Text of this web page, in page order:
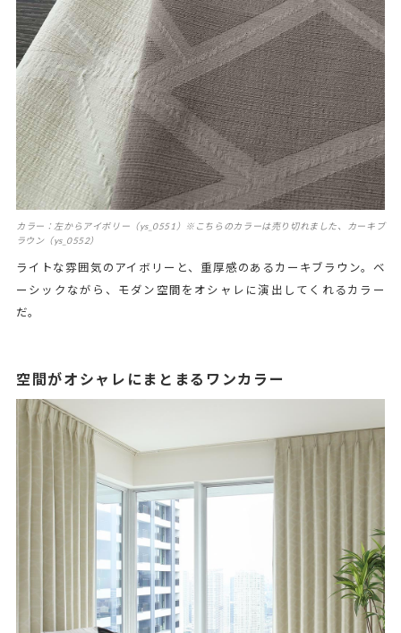
カラー：左からアイボリー（ys_0551）※こちらのカラーは売り切れました、カーキブ
ラウン（ys_0552）
ライトな雰囲気のアイボリーと、重厚感のあるカーキブラウン。ベ
ーシックながら、モダン空間をオシャレに演出してくれるカラー
だ。
空間がオシャレにまとまるワンカラー